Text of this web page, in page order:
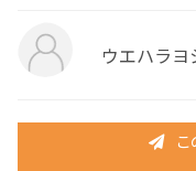
ウエハラヨ